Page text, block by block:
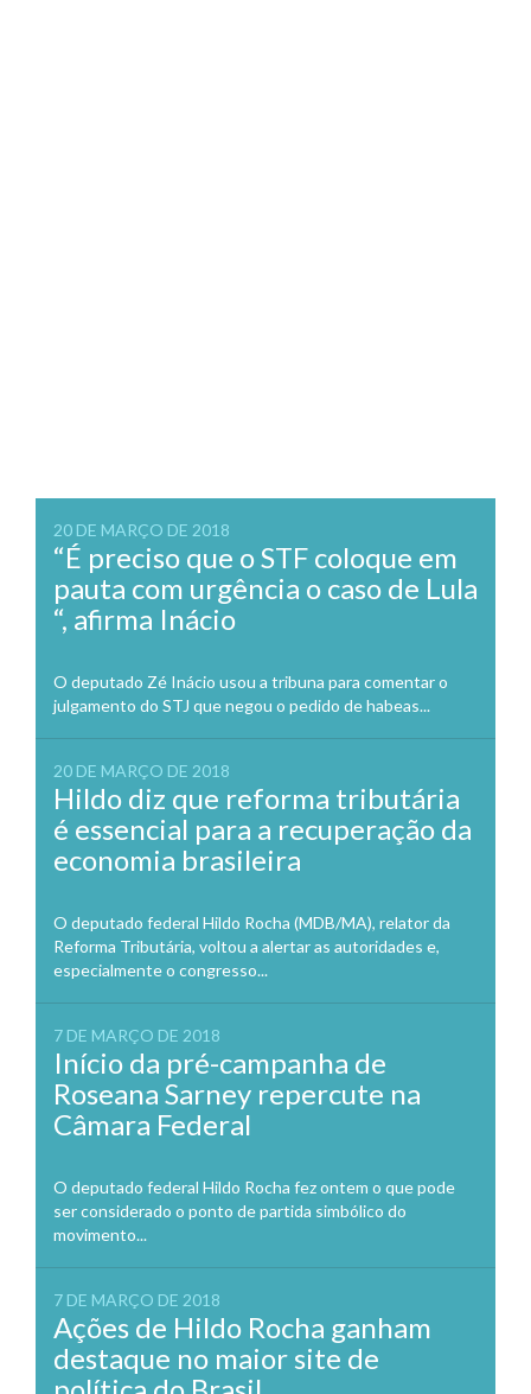
20 DE MARÇO DE 2018
“É preciso que o STF coloque em
pauta com urgência o caso de Lula
“, afirma Inácio
O deputado Zé Inácio usou a tribuna para comentar o
julgamento do STJ que negou o pedido de habeas...
20 DE MARÇO DE 2018
Hildo diz que reforma tributária
é essencial para a recuperação da
economia brasileira
O deputado federal Hildo Rocha (MDB/MA), relator da
Reforma Tributária, voltou a alertar as autoridades e,
especialmente o congresso...
7 DE MARÇO DE 2018
Início da pré-campanha de
Roseana Sarney repercute na
Câmara Federal
O deputado federal Hildo Rocha fez ontem o que pode
ser considerado o ponto de partida simbólico do
movimento...
7 DE MARÇO DE 2018
Ações de Hildo Rocha ganham
destaque no maior site de